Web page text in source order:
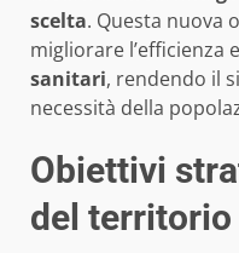
scelta. Questa nuova
migliorare l’efficienza
sanitari, rendendo il
necessità della
Obiettivi
del territorio